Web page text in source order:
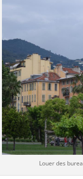
Louer des